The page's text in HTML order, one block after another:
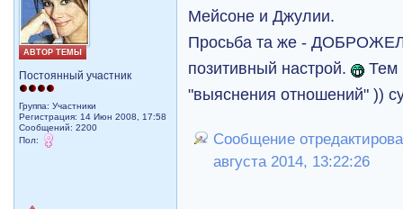
АВТОР ТЕМЫ
Постоянный участник
Группа: Участники
Регистрация: 14 Июн 2008, 17:58
Сообщений: 2200
Пол:
Мейсоне и Джулии.
Просьба та же -
позитивный настрой.
Тем
"выяснения отношений" ))
Сообщение
августа 2014, 13:22:26